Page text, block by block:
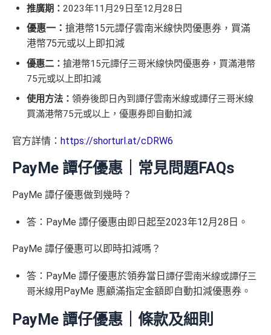
推廣期： 2023年11月29日至12月28日
優惠一： 搶港幣15元譚仔雲南米線快閃優惠券，買滿
港幣75元或以上即扣減
優惠二： 搶港幣15元譚仔三哥米線快閃優惠券，買滿港幣
75元或以上即扣減
使用方法： 領券後即日內到譚仔雲南米線或譚仔三哥米線
買滿港幣75元或以上，優惠券即自動扣減
官方詳情： https://shorturl.at/cDRW6
PayMe 譚仔優惠｜常見問題FAQs
PayMe 譚仔優惠做到幾時？
答：PayMe 譚仔優惠由即日起至2023年12月28日。
PayMe 譚仔優惠可以即時扣減嗎？
答：PayMe 譚仔優惠於領券當日 譚仔雲南米線或譚仔三
哥米線用PayMe 惠顧滿指定金額即自動扣減優惠券。
PayMe 譚仔優惠｜條款及細則